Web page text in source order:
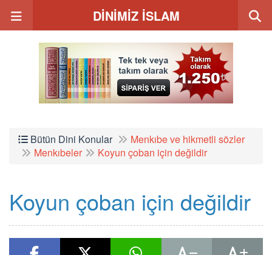
DİNİMİZ İSLAM
Bütün Dini Konular
Menkıbe ve hikmetli sözler
Menkıbeler
Koyun çoban için değildir
Koyun çoban için değildir